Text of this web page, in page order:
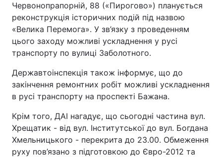
Цікавинки Погода
Екологія Регіони
Лонгріди
Відео з Youtube Статті
Архів Вакансії
Контакти
Червонопрапорній, 88 («Пирогово») планується
реконструкція історичних подій під назвою
«Велика Перемога». У зв’язку з проведенням
цього заходу можливі ускладнення у русі
транспорту по вулиці Заболотного.
Державтоінспекція також інформує, що до
закінчення ремонтних робіт можливі ускладнення
в русі транспорту на проспекті Бажана.
Крім того, ДАІ нагадує, що сьогодні частина вул.
Хрещатик - від вул. Інститутської до вул. Богдана
Хмельницького - перекрита до 23.00. Обмеження
руху пов’язано з підготовкою до Євро-2012 та